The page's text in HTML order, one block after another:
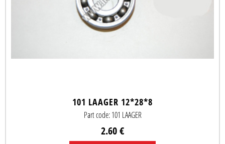
101 LAAGER 12*28*8
Part code: 101 LAAGER
2.60 €